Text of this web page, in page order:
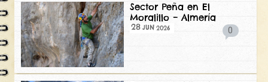
Sector Peña en El
Moralillo – Almería
28 JUN 2026 0